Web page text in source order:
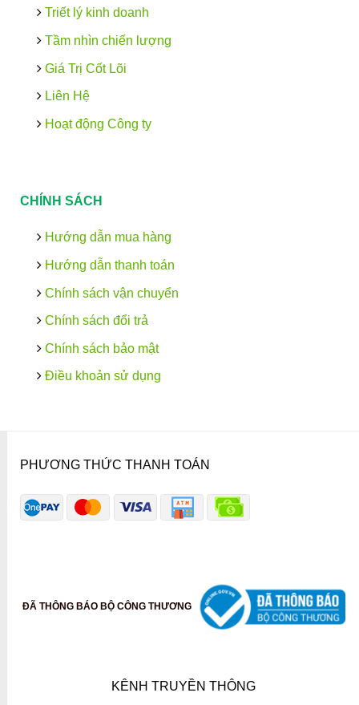
Triết lý kinh doanh
Tầm nhìn chiến lượng
Giá Trị Cốt Lõi
Liên Hệ
Hoạt động Công ty
CHÍNH SÁCH
Hướng dẫn mua hàng
Hướng dẫn thanh toán
Chính sách vận chuyển
Chính sách đổi trả
Chính sách bảo mật
Điều khoản sử dụng
PHƯƠNG THỨC THANH TOÁN
ĐÃ THÔNG BÁO BỘ CÔNG THƯƠNG
KÊNH TRUYỀN THÔNG